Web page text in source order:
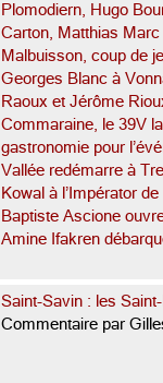
Plomodiern, Hugo
Carton, Matthias
Malbuisson, coup de
Georges Blanc à
Raoux et Jérôme
Commaraine, le 39V
gastronomie pour
Vallée redémarre à
Kowal à l’Impérator
Baptiste Ascione
Amine Ifakren
Saint-Savin : les
Commentaire par